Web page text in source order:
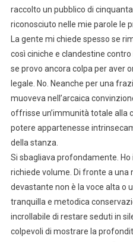
raccolto un pubblico di
riconosciuto nelle mie parole le
La gente mi chiede spesso se
così ciniche e clandestine
se provo ancora colpa per aver
legale. No. Neanche per una
muoveva nell’arcaica
offrisse un’immunità totale alla
potere appartenesse
della stanza.
Si sbagliava profondamente.
richiede volume. Di fronte a una
devastante non è la voce alta o
tranquilla e metodica
incrollabile di restare seduti in
colpevoli di mostrare la